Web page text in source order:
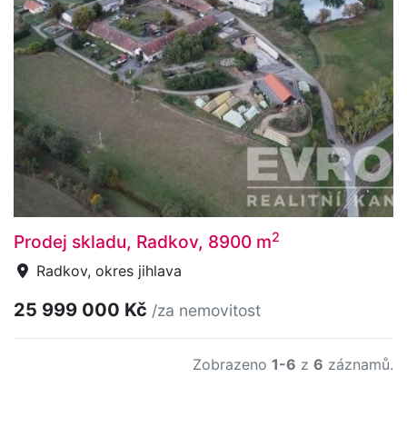
Prodej skladu, Radkov, 8900 m2
Radkov, okres jihlava
25 999 000 Kč /za nemovitost
Zobrazeno 1-6 z 6 záznamů.